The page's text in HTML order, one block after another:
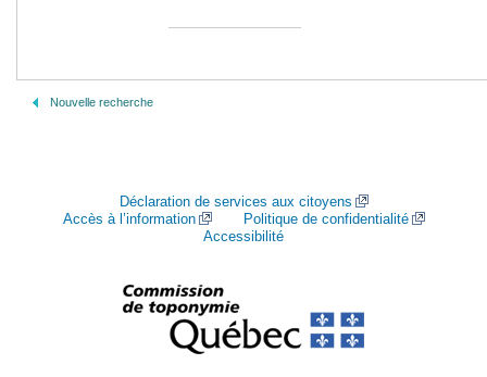
Nouvelle recherche
Déclaration de services aux citoyens
Accès à l’information
Politique de confidentialité
Accessibilité